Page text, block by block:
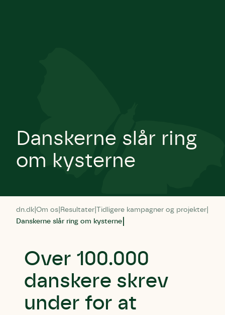
Danskerne slår ring
om kysterne
dn.dk Om os Resultater
Tidligere kampagner og projekter
Danskerne slår ring om kysterne
Over 100.000
danskere skrev
under for at